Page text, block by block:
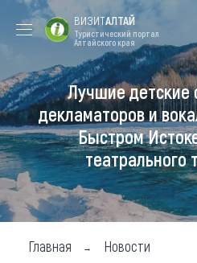
Форум VISIT
ALTAI
Цветение
маральника
Туры
Где побывать
Чем заняться
Где остановиться
ВИЗИТАЛТАЙ
Туристический портал
Алтайского края
Лучшие детские
декламаторов и
Быстром
театрального
Главная Новости